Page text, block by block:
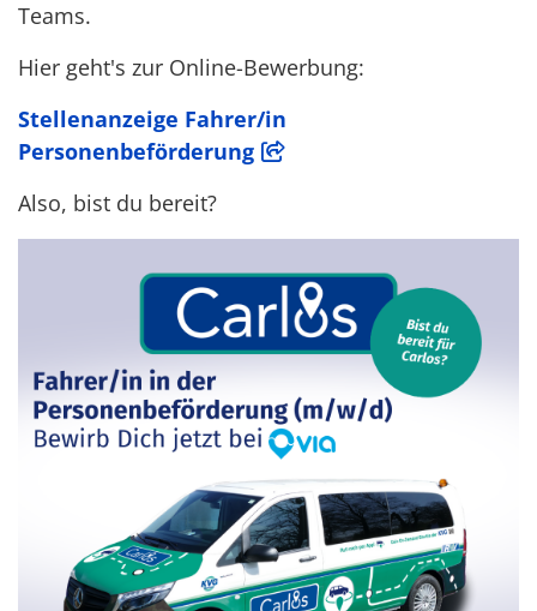
Teams.
Hier geht's zur Online-Bewerbung:
Stellenanzeige Fahrer/in
Personenbeförderung
Also, bist du bereit?